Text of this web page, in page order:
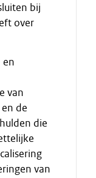
bij
over
en
van
de
die
van